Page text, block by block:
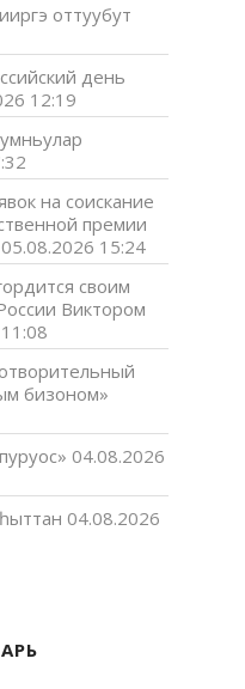
оттуубут
день
12:19
на соискание
премии
05.08.2026 15:24
своим
Виктором
бизоном»
04.08.2026
04.08.2026